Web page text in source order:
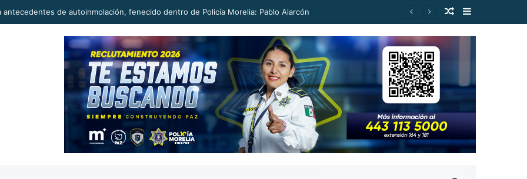
antecedentes de autoinmolación, fenecido dentro de Policía Morelia: Pablo Alarcón Publicación al
Barra lateral